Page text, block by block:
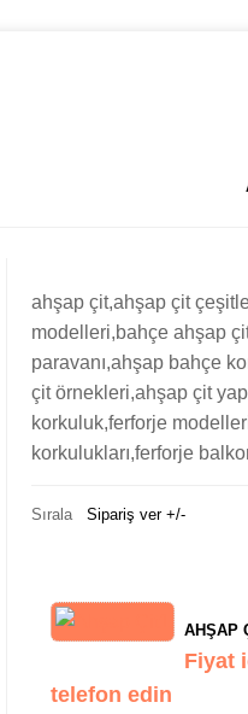
ahşap çit,ahşap çit
modelleri,bahçe ahşap
paravanı,ahşap bahçe
çit örnekleri,ahşap çit
korkuluk,ferforje
korkulukları,ferforje
Sırala Sipariş ver +/-
AHŞAP
Fiyat
telefon edin